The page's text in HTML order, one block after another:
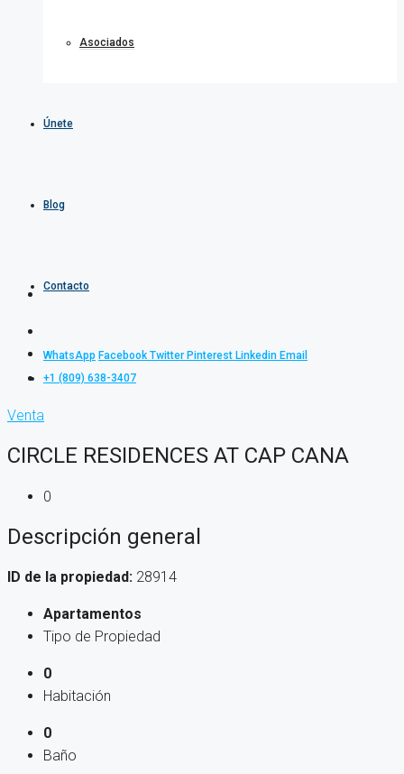
Asociados
Únete
Blog
Contacto
+1 (809) 638-3407
WhatsApp Facebook Twitter Pinterest Linkedin Email
Venta
CIRCLE RESIDENCES AT CAP CANA
0
Descripción general
ID de la propiedad: 28914
Apartamentos
Tipo de Propiedad
0
Habitación
0
Baño